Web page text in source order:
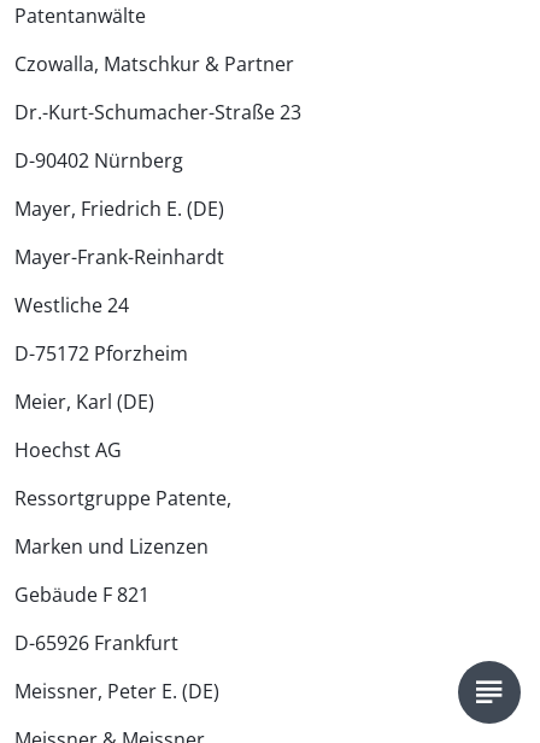
Patentanwälte
Czowalla, Matschkur & Partner
Dr.-Kurt-Schumacher-Straße 23
D-90402 Nürnberg
Mayer, Friedrich E. (DE)
Mayer-Frank-Reinhardt
Westliche 24
D-75172 Pforzheim
Meier, Karl (DE)
Hoechst AG
Ressortgruppe Patente,
Marken und Lizenzen
Gebäude F 821
D-65926 Frankfurt
Meissner, Peter E. (DE)